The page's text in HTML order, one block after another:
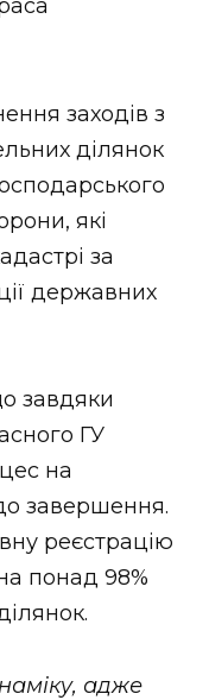
заходів з
ділянок
які
за
державних
завдяки
ГУ
на
завершення.
реєстрацію
понад 98%
адже